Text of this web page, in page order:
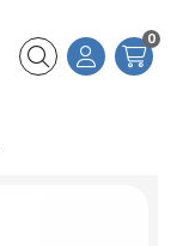
Buscar
0